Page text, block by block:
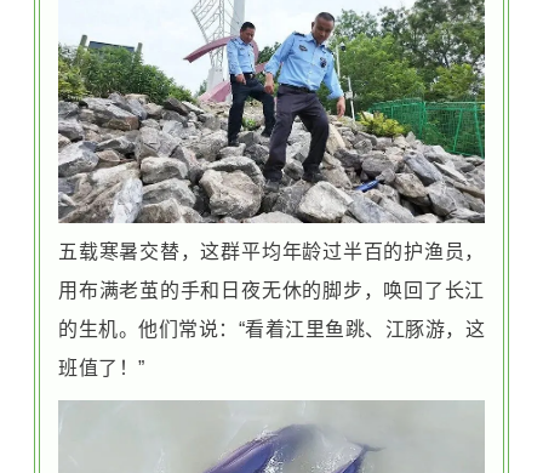
五载寒暑交替，这群平均年龄过半百的护渔员，
用布满老茧的手和日夜无休的脚步，唤回了长江
的生机。他们常说：“看着江里鱼跳、江豚游，这
班值了！”